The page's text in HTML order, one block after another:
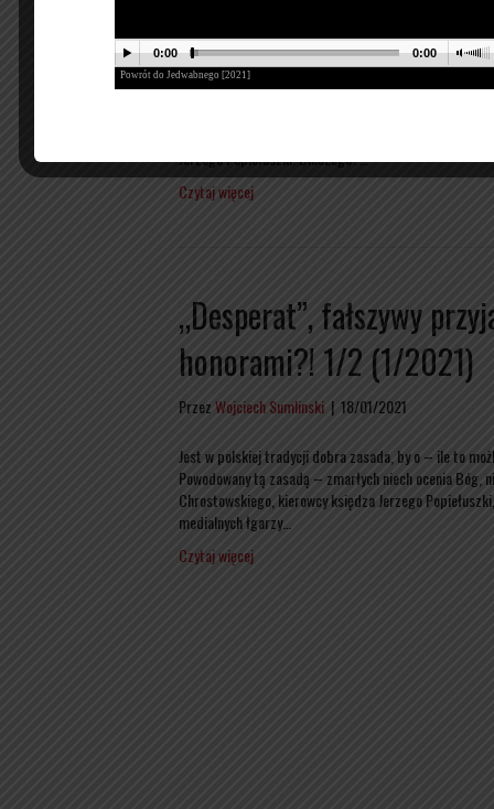
PrzezWojciech Sumlinski|19/01/2021
Nieprawdopodobne, jak wiele półprawd i
Jerzego Popiełuszki. Dlaczego?…
Czytaj więcej
„Desperat”, fałszywy
honorami?! 1/2 (1/2021)
PrzezWojciech Sumlinski | 18/01/2021
Jest w polskiej tradycji dobra zasada, by o – ile to
Powodowany tą zasadą – zmarłych niech ocenia
Chrostowskiego, kierowcy księdza Jerzego
medialnych łgarzy…
Czytaj więcej